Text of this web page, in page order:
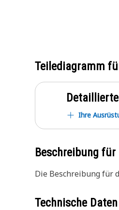
Teilediagramm
Ihre
Beschreibung
Die Beschreibung für
Technische